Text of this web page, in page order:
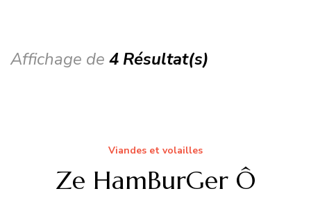
Affichage de 4 Résultat(s)
Viandes et volailles
Ze HamBurGer Ô